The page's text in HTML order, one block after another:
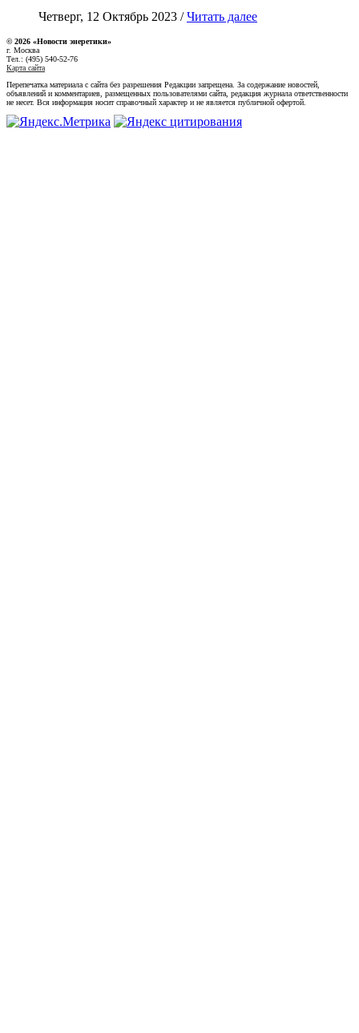
Четверг, 12 Октябрь 2023 /Читать далее
© 2026 «Новости энеретики»
г. Москва
Тел.: (495) 540-52-76
Карта сайта
Перепечатка материала с сайта без разрешения Редакции запрещена. За содержание новостей,
объявлений и комментариев, размещенных пользователями сайта, редакция журнала ответственности
не несет. Вся информация носит справочный характер и не является публичной офертой.